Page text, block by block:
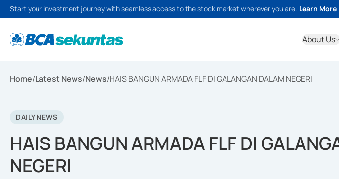
Start your investment journey with seamless access to the stock market wherever you are. Learn More
About Us
Home/Latest News/News/HAIS BANGUN ARMADA FLF DI GALANGAN DALAM NEGERI
DAILY NEWS
HAIS BANGUN ARMADA FLF DI
NEGERI